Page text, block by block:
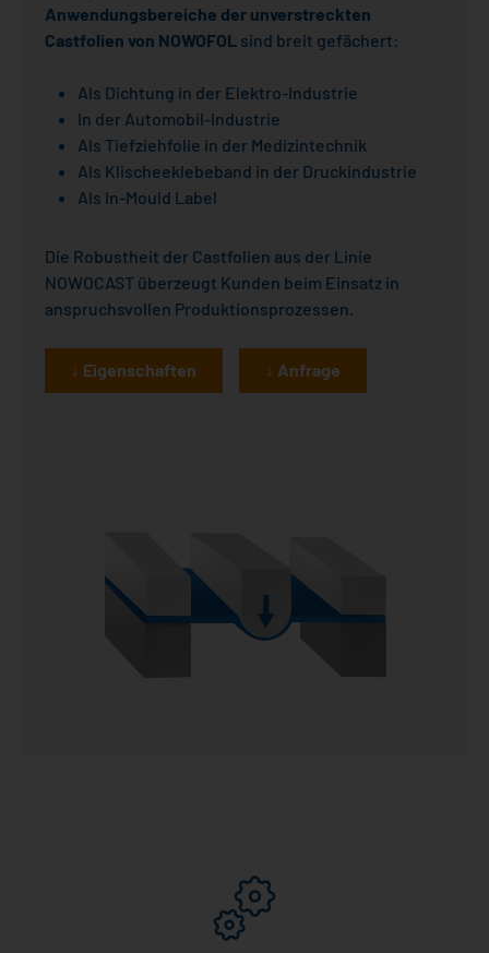
Anwendungsbereiche der unverstreckten
Castfolien von NOWOFOL sind breit gefächert:
Als Dichtung in der Elektro-Industrie
In der Automobil-Industrie
Als Tiefziehfolie in der Medizintechnik
Als Klischeeklebeband in der Druckindustrie
Als In-Mould Label
Die Robustheit der Castfolien aus der Linie
NOWOCAST überzeugt Kunden beim Einsatz in
anspruchsvollen Produktionsprozessen.
↓ Eigenschaften ↓ Anfrage